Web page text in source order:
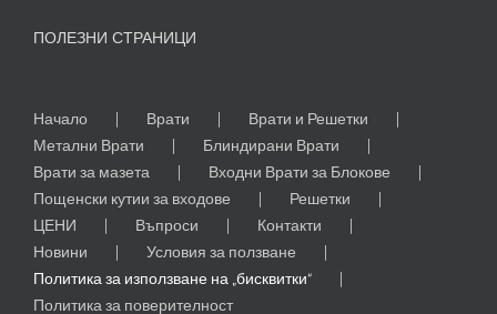
ПОЛЕЗНИ СТРАНИЦИ
Начало Врати
Врати и Решетки
Метални Врати
Блиндирани Врати
Врати за мазета
Входни Врати за Блокове
Пощенски кутии за входове
Решетки
ЦЕНИ
Въпроси
Контакти
Новини
Условия за ползване
Политика за използване на „бисквитки“
Политика за поверителност